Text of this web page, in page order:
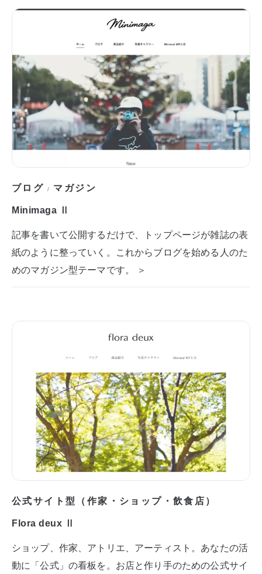
ブログ / マガジン
Minimaga Ⅱ
記事を書いて公開するだけで、トップページが雑誌の表
紙のように整っていく。これからブログを始める人のた
めのマガジン型テーマです。 ＞
公式サイト型（作家・ショップ・飲食店）
Flora deux Ⅱ
ショップ、作家、アトリエ、アーティスト。あなたの活
動に「公式」の看板を。お店と作り手のための公式サイ